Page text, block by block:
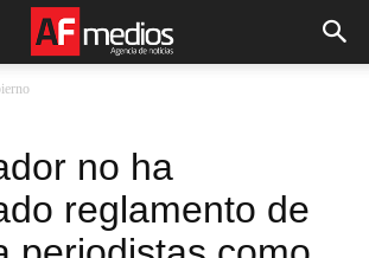
no ha
reglamento de